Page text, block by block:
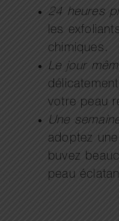
24 heures
les
chimiques.
Le jour
votre peau
Une
adoptez
buvez
peau